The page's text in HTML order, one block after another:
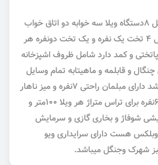
شهرک ویلایی کلاردشت شامل ۸دستگاه ویلا سه خوابه دو اتاق خواب
و یک بهار خواب ۶تخته شامل ۴ تخت یک نفره و یک تخت دونفره هر
و کمد دارد شامل ظروف اشپزخانه
و قابلمه و ماهیتابه تمام وسایل
اشپزخانه برای شش نفر میباشد دارای مبلمان راحتی ۷نفره و میز ناهار
خوری ۶نفره و میز و صندلی ۶نفره برای تراس متراژ هر ویلا ۱۰۰متر و
گرمایشی شوفاژ و بخاری گازی و سرمایش
هست دارای سرایداری ویو
شهرک وجنگل میباشد.